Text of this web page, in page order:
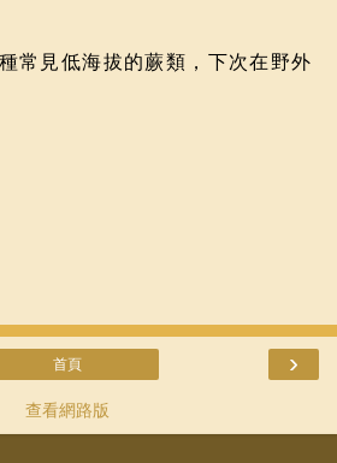
常見低海拔的蕨類，下次在野外
›
首頁
查看網路版